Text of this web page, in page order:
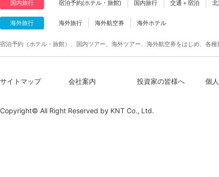
国内旅行 宿泊予約(ホテル・旅館) 国内旅行 交通＋宿泊
海外旅行 海外旅行 海外航空券 海外ホテル
宿泊予約（ホテル・旅館）、国内ツアー、海外ツアー、海外航空券をはじめ、各
サイトマップ 会社案内 投資家の皆様へ 個
Copyright© All Right Reserved by KNT Co., Ltd.